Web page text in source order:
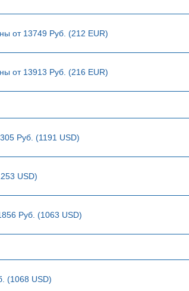
от 13749 Руб. (212 EUR)
от 13913 Руб. (216 EUR)
Руб. (1191 USD)
USD)
Руб. (1063 USD)
(1068 USD)